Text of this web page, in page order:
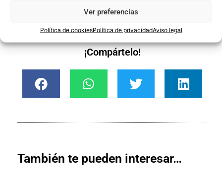
Ver preferencias
Política de cookiesPolítica de privacidadAviso legal
¡Compártelo!
También te pueden interesar…